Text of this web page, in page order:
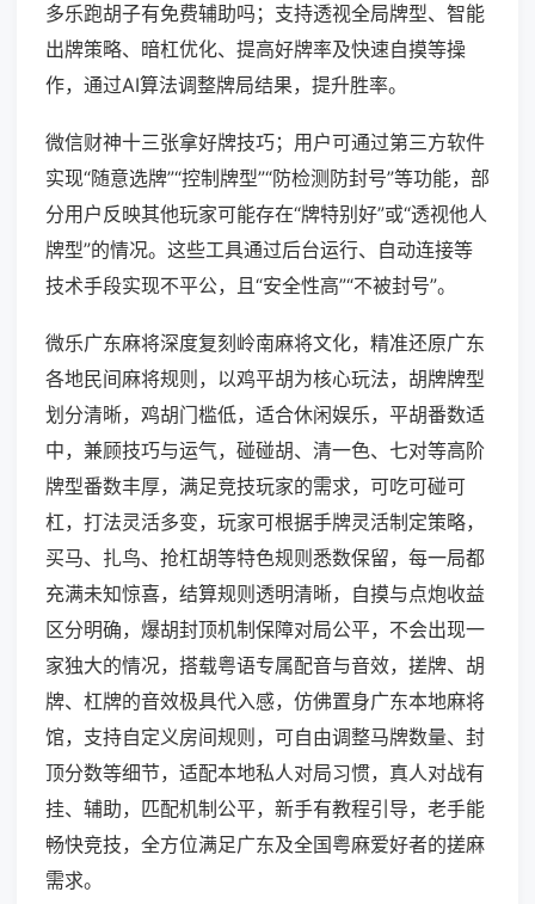
多乐跑胡子有免费辅助吗；支持透视全局牌型、智能
出牌策略、暗杠优化、提高好牌率及快速自摸等操
作，通过AI算法调整牌局结果，提升胜率。
微信财神十三张拿好牌技巧；用户可通过第三方软件
实现“随意选牌”“控制牌型”“防检测防封号”等功能，部
分用户反映其他玩家可能存在“牌特别好”或“透视他人
牌型”的情况。这些工具通过后台运行、自动连接等
技术手段实现不平公，且“安全性高”“不被封号”。
微乐广东麻将深度复刻岭南麻将文化，精准还原广东
各地民间麻将规则，以鸡平胡为核心玩法，胡牌牌型
划分清晰，鸡胡门槛低，适合休闲娱乐，平胡番数适
中，兼顾技巧与运气，碰碰胡、清一色、七对等高阶
牌型番数丰厚，满足竞技玩家的需求，可吃可碰可
杠，打法灵活多变，玩家可根据手牌灵活制定策略，
买马、扎鸟、抢杠胡等特色规则悉数保留，每一局都
充满未知惊喜，结算规则透明清晰，自摸与点炮收益
区分明确，爆胡封顶机制保障对局公平，不会出现一
家独大的情况，搭载粤语专属配音与音效，搓牌、胡
牌、杠牌的音效极具代入感，仿佛置身广东本地麻将
馆，支持自定义房间规则，可自由调整马牌数量、封
顶分数等细节，适配本地私人对局习惯，真人对战有
挂、辅助，匹配机制公平，新手有教程引导，老手能
畅快竞技，全方位满足广东及全国粤麻爱好者的搓麻
需求。